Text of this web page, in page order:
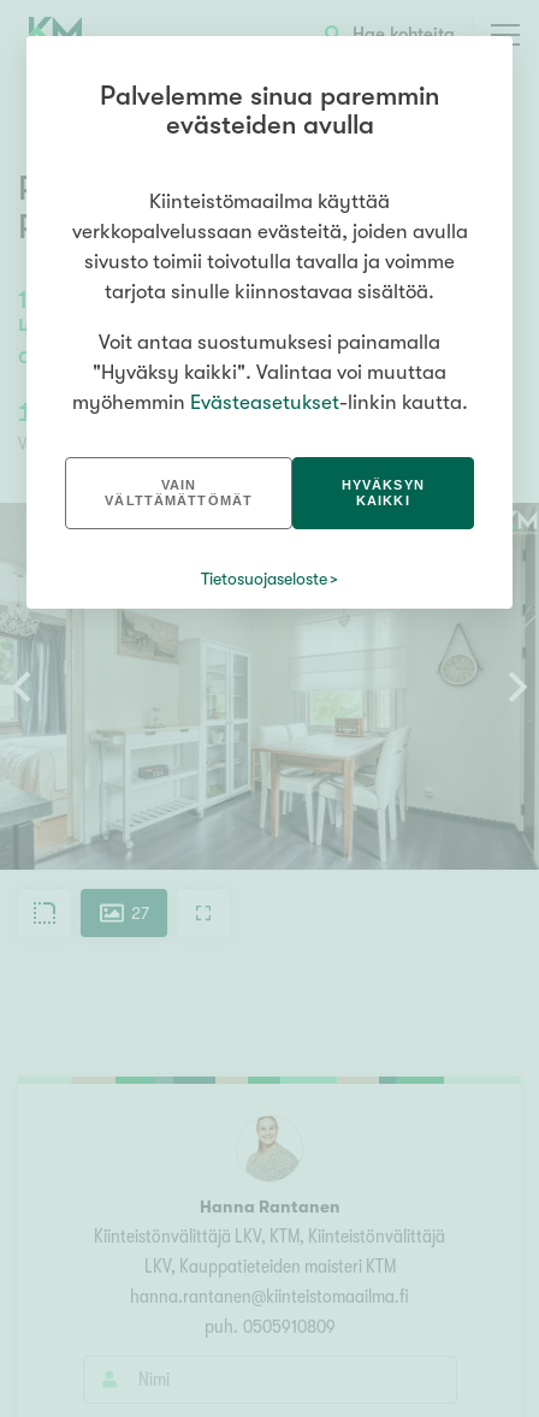
Hae kohteita
100 /170m²
4h, k, 2x wc, ph, s, kodinhoito-/pukutila, 2x
askarteluhuone
Putkimiehenkuja 8,
Pläkkikaupunki,Turku
179 000,00 €
Velaton hinta
179 000,00 €
27
Hanna Rantanen
Kiinteistönvälittäjä LKV, KTM, Kiinteistönvälittäjä
LKV, Kauppatieteiden maisteri KTM
hanna.rantanen@kiinteistomaailma.fi
puh. 0505910809
Palvelemme sinua paremmin
evästeiden avulla
Kiinteistömaailma käyttää
verkkopalvelussaan evästeitä, joiden avulla
sivusto toimii toivotulla tavalla ja voimme
tarjota sinulle kiinnostavaa sisältöä.
Voit antaa suostumuksesi painamalla
"Hyväksy kaikki". Valintaa voi muuttaa
myöhemmin Evästeasetukset-linkin kautta.
VAIN
VÄLTTÄMÄTTÖMÄT
HYVÄKSYN
KAIKKI
Tietosuojaseloste